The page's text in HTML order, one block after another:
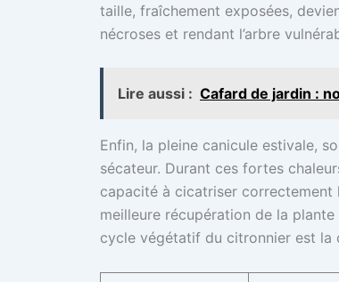
taille, fraîchement exposées,
nécroses et rendant l’arbre
Lire aussi : Cafard de jardin :
Enfin, la pleine canicule estivale,
sécateur. Durant ces fortes
capacité à cicatriser
meilleure récupération de la
cycle végétatif du citronnier est la